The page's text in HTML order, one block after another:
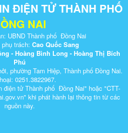
ĐIỆN TỬ THÀNH PHỐ
NAI
UBND Thành phố Đồng Nai
trách: Cao Quốc Sang
- Hoàng Bình Long - Hoàng Thị Bích
Phú
phường Tam Hiệp, Thành phố Đồng Nai.
0251.3822967.
điện tử Thành phố Đồng Nai" hoặc "CTT-
khi ​phát hành lại thông tin từ các
nguồn này.​